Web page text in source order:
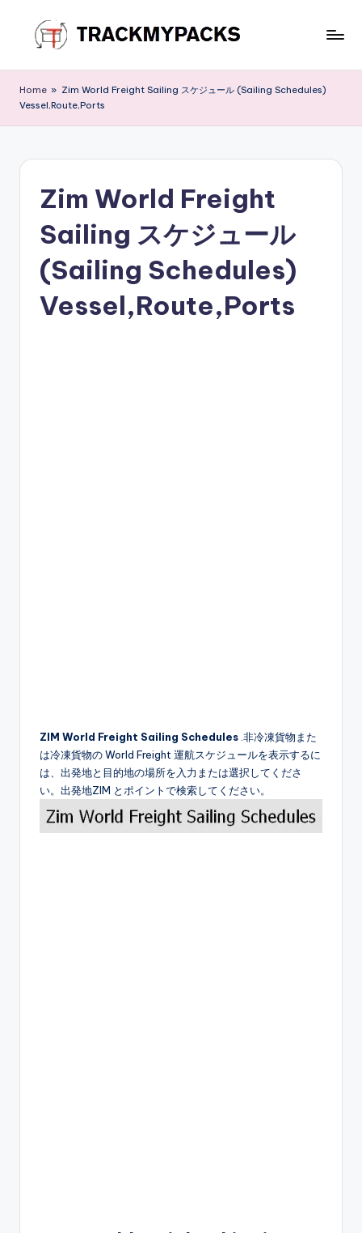
content
r
a
M
Home » Zim World Freight Sailing スケジュール (Sailing Schedules)
Vessel,Route,Ports
Zim World Freight
Sailing スケジュール
(Sailing Schedules)
Vessel,Route,Ports
ZIM World Freight Sailing Schedules .非冷凍貨物また
は冷凍貨物の World Freight 運航スケジュールを表示するに
は、出発地と目的地の場所を入力または選択してくださ
い。出発地ZIM とポイントで検索してください。